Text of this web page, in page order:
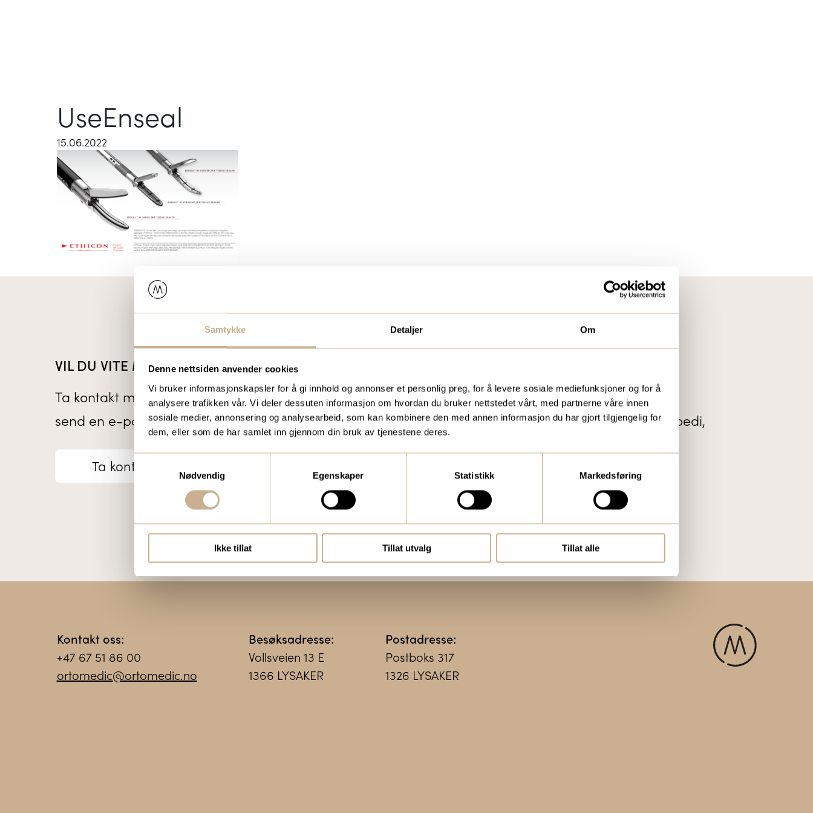
Samtykke Detaljer Om
Denne nettsiden anvender cookies
Vi bruker informasjonskapsler for å gi innhold og annonser et personlig preg, for å levere sosiale mediefunksjoner og for å
analysere trafikken vår. Vi deler dessuten informasjon om hvordan du bruker nettstedet vårt, med partnerne våre innen
sosiale medier, annonsering og analysearbeid, som kan kombinere den med annen informasjon du har gjort tilgjengelig for
dem, eller som de har samlet inn gjennom din bruk av tjenestene deres.
Nødvendig
Egenskaper Statistikk Markedsføring
Ikke tillat Tillat utvalg Tillat alle
UseEnseal
15.06.2022
VIL DU VITE MER OM VÅRE PRODUKTER?
Ta kontakt med en av våre medarbeidere, eller
send en e-post tilortomedic@ortomedic.no
Ta kontakt
To ganger i året sender vi ut vårt gratis
kundemagasin med siste nytt innenfor ortopedi,
Bestill Ortomedia
Kontakt oss:
+47 67 51 86 00
ortomedic@ortomedic.no
Besøksadresse:
Vollsveien 13 E
1366 LYSAKER
Postadresse:
Postboks 317
1326 LYSAKER